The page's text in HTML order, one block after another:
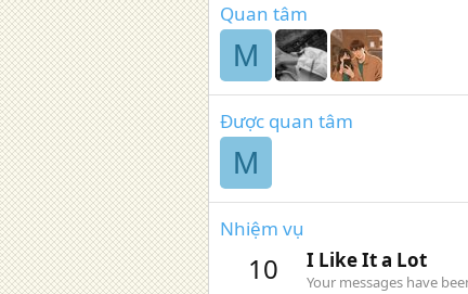
Quan tâm
M
Được quan tâm
M
Nhiệm vụ
10 I Like It a Lot
Your messages have